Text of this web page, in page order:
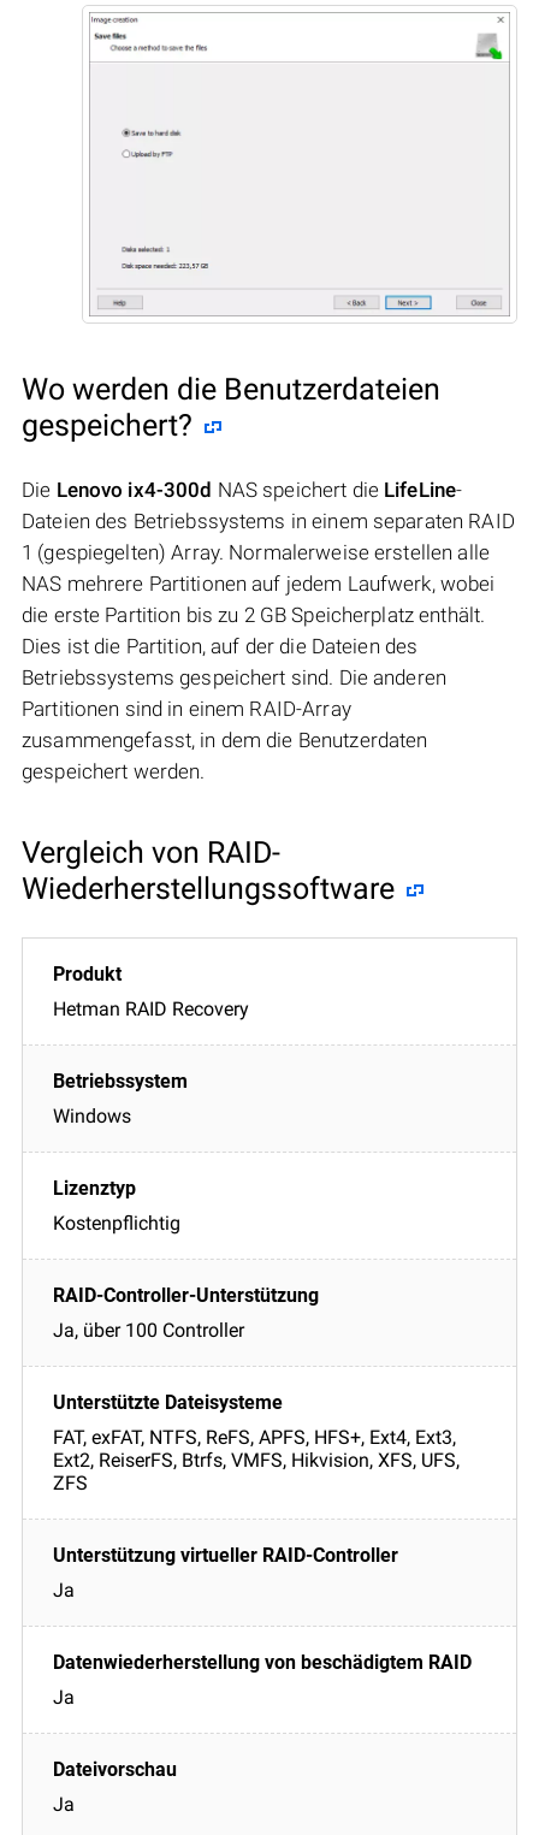
Wo werden die Benutzerdateien
gespeichert?
Die Lenovo ix4-300d NAS speichert die LifeLine-
Dateien des Betriebssystems in einem separaten RAID
1 (gespiegelten) Array. Normalerweise erstellen alle
NAS mehrere Partitionen auf jedem Laufwerk, wobei
die erste Partition bis zu 2 GB Speicherplatz enthält.
Dies ist die Partition, auf der die Dateien des
Betriebssystems gespeichert sind. Die anderen
Partitionen sind in einem RAID-Array
zusammengefasst, in dem die Benutzerdaten
gespeichert werden.
Vergleich von RAID-
Wiederherstellungssoftware
Hetman RAID Recovery
Windows
Kostenpflichtig
Ja, über 100 Controller
FAT, exFAT, NTFS, ReFS, APFS, HFS+, Ext4, Ext3,
Ext2, ReiserFS, Btrfs, VMFS, Hikvision, XFS, UFS,
ZFS
Ja
Ja
Ja